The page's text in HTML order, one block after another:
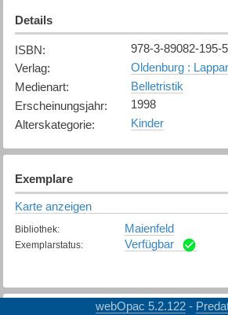
Details
ISBN:
978-3-89082-195-5
Verlag:
Oldenburg :
Medienart:
Belletristik
Erscheinungsjahr:
1998
Alterskategorie: Kinder
Exemplare
Karte anzeigen
Bibliothek: Maienfeld
Exemplarstatus: Verfügbar
webOpac 5.2.122 -